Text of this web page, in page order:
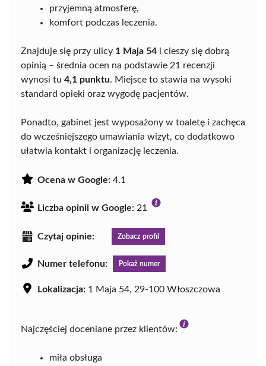
przyjemną atmosferę,
komfort podczas leczenia.
Znajduje się przy ulicy 1 Maja 54 i cieszy się dobrą
opinią – średnia ocen na podstawie 21 recenzji
wynosi tu 4,1 punktu. Miejsce to stawia na wysoki
standard opieki oraz wygodę pacjentów.
Ponadto, gabinet jest wyposażony w toaletę i zachęca
do wcześniejszego umawiania wizyt, co dodatkowo
ułatwia kontakt i organizację leczenia.
Ocena w Google: 4.1
Liczba opinii w Google: 21
Czytaj opinie: Zobacz profil
Numer telefonu: Pokaż numer
Lokalizacja: 1 Maja 54, 29-100 Włoszczowa
Najczęściej doceniane przez klientów:
miła obsługa